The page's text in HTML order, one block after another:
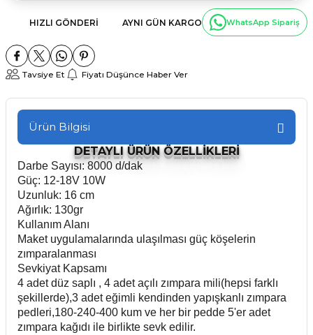
HIZLI GÖNDERI AYNI GÜN KARGO WhatsApp Sipariş
Tavsiye Et Fiyatı Düşünce Haber Ver
Ürün Bilgisi
DETAYLI ÜRÜN ÖZELLİKLERİ
Darbe Sayısı: 8000 d/dak
Güç: 12-18V 10W
Uzunluk: 16 cm
Ağırlık: 130gr
Kullanım Alanı
Maket uygulamalarında ulaşılması güç köşelerin
zımparalanması
Sevkiyat Kapsamı
4 adet düz saplı , 4 adet açılı zımpara mili(hepsi farklı
şekillerde),3 adet eğimli kendinden yapışkanlı zımpara
pedleri,180-240-400 kum ve her bir pedde 5'er adet
zımpara kağıdı ile birlikte sevk edilir.